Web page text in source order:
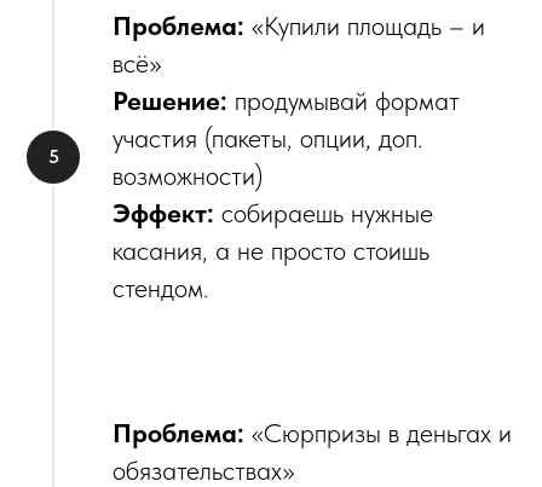
Проблема: «Купили площадь – и
всё»
Решение: продумывай формат
участия (пакеты, опции, доп.
возможности)
Эффект: собираешь нужные
касания, а не просто стоишь
стендом.
Проблема: «Сюрпризы в деньгах и
обязательствах»